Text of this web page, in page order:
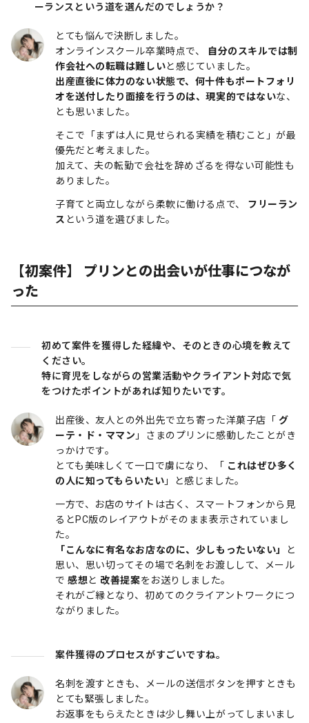
ーランスという道を選んだのでしょうか？
とても悩んで決断しました。
オンラインスクール卒業時点で、
自分のスキルでは制
作会社への転職は難しいと感じていました。
出産直後に体力のない状態で、何十件もポートフォリ
オを送付したり面接を行うのは、現実的ではないな、
とも思いました。
そこで「まずは人に見せられる実績を積むこと」が最
優先だと考えました。
加えて、夫の転勤で会社を辞めざるを得ない可能性も
ありました。
子育てと両立しながら柔軟に働ける点で、 フリーラン
ス という道を選びました。
【初案件】 プリンとの出会いが仕事につなが
った
初めて案件を獲得した経緯や、そのときの心境を教えて
ください。
特に育児をしながらの営業活動やクライアント対応で気
をつけたポイントがあれば知りたいです。
出産後、友人との外出先で立ち寄った洋菓子店「 グ
ーテ・ド・ママン 」さまのプリンに感動したことがき
っかけです。
とても美味しくて一口で虜になり、「
これはぜひ多く
の人に知ってもらいたい 」と感じました。
一方で、お店のサイトは古く、スマートフォンから見
るとPC版のレイアウトがそのまま表示されていまし
た。
「こんなに有名なお店なのに、少しもったいない」
と
思い、思い切ってその場で名刺をお渡しして、メール
で感想と 改善提案をお送りしました。
それがご縁となり、初めてのクライアントワークにつ
ながりました。
案件獲得のプロセスがすごいですね。
名刺を渡すときも、メールの送信ボタンを押すときも
とても緊張しました。
お返事をもらえたときは少し舞い上がってしまいまし